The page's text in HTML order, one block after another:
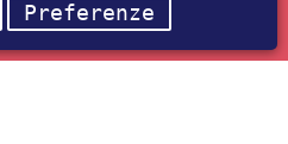
Friuli Venezia Giulia
Preferenze